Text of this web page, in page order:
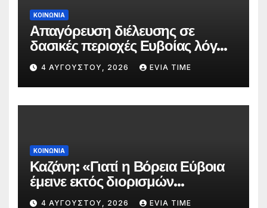
ΚΟΙΝΩΝΙΑ
Απαγόρευση διέλευσης σε
δασικές περιοχές Ευβοίας λόγω
πολύ υψηλού κινδύνου
πυρκαγιάς
4 ΑΥΓΟΎΣΤΟΥ, 2026 EVIA TIME
ΚΟΙΝΩΝΙΑ
Καζάνη: «Γιατί η Βόρεια Εύβοια
έμεινε εκτός διορισμών
δασκάλων;»
4 ΑΥΓΟΎΣΤΟΥ, 2026 EVIA TIME